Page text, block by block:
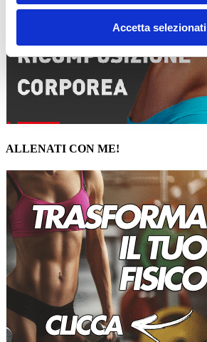
Accetta selezionati
ALLENATI CON ME!